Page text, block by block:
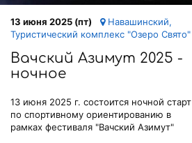
13 июня 2025 (пт)
Навашинский,
Туристический комплекс "Озеро Свято"
Вачский Азимут 2025 -
ночное
13 июня 2025 г. состоится ночной старт
по спортивному ориентированию в
рамках фестиваля "Вачский Азимут"